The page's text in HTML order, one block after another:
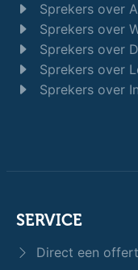
Sprekers over
Sprekers over
Sprekers over
Sprekers over
Sprekers over
SERVICE
Direct een